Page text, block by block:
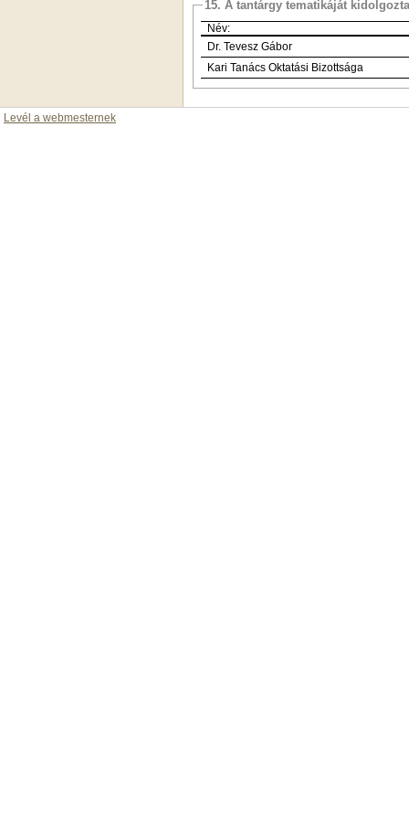
15. A tantárgy tematikáját kidolgozta
Név:
Dr. Tevesz Gábor
Kari Tanács Oktatási Bizottsága
Levél a webmesternek